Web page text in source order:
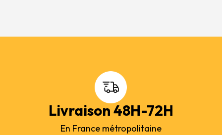
Livraison 48H-72H
En France métropolitaine